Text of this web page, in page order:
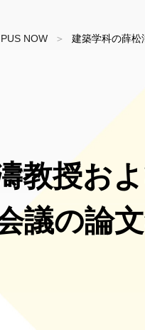
NOW
建築学科の薛松
教授お
議の論